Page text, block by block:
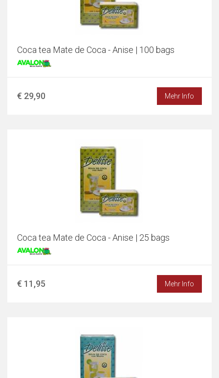
Coca tea Mate de Coca - Anise | 100 bags
€ 29,90 Mehr Info
Coca tea Mate de Coca - Anise | 25 bags
€ 11,95 Mehr Info